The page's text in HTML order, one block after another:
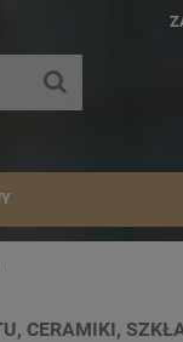
CERAMIKI,